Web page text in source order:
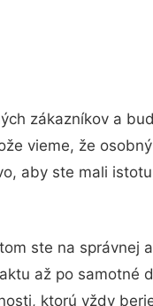
zákazníkov a
vieme, že
aby ste mali
ste na správnej
až po samotné
ktorú vždy